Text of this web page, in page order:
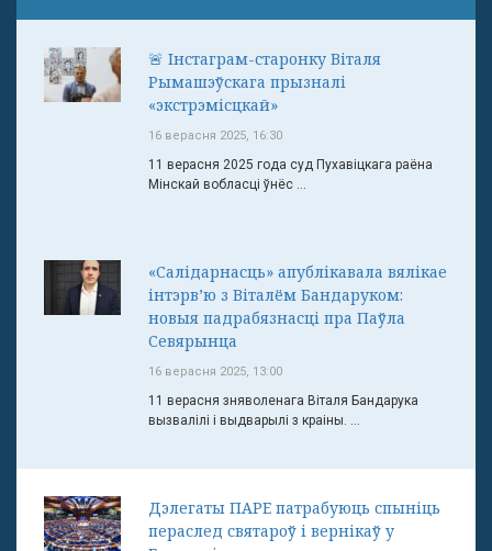
🚨 Інстаграм-старонку Віталя
Рымашэўскага прызналі
«экстрэмісцкай»
16 верасня 2025, 16:30
11 верасня 2025 года суд Пухавіцкага раёна
Мінскай вобласці ўнёс ...
«Салідарнасць» апублікавала вялікае
інтэрв’ю з Віталём Бандаруком:
новыя падрабязнасці пра Паўла
Севярынца
16 верасня 2025, 13:00
11 верасня зняволенага Віталя Бандарука
вызвалілі і выдварылі з краіны. ...
Дэлегаты ПАРЕ патрабуюць спыніць
пераслед святароў і вернікаў у